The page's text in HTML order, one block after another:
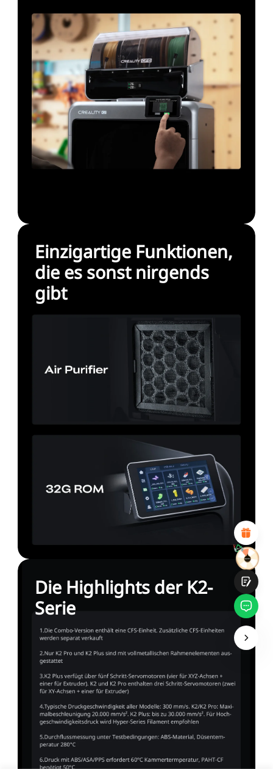
Einzigartige Funktionen,
die es sonst nirgends
gibt
Die Highlights der K2-
Serie
BEWERTEN SIE IHR ZUFRIEDENHEITSNIVEAU MIT
5 6 7 8 9
GRÜNDE FÜR IHRE ZUFRIEDENHEIT
Attraktives visuelles Design
Suitable Product Recommendations
Klare Navigation und Kategorien
Schnelle Seitenladung